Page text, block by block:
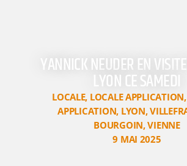
YANNICK NEUDER EN
LYON CE SAMEDI
LOCALE, LOCALE APPLICATION,
APPLICATION, LYON,
BOURGOIN,VIENNE
9 MAI 2025